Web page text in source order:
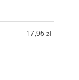
17,95 zł